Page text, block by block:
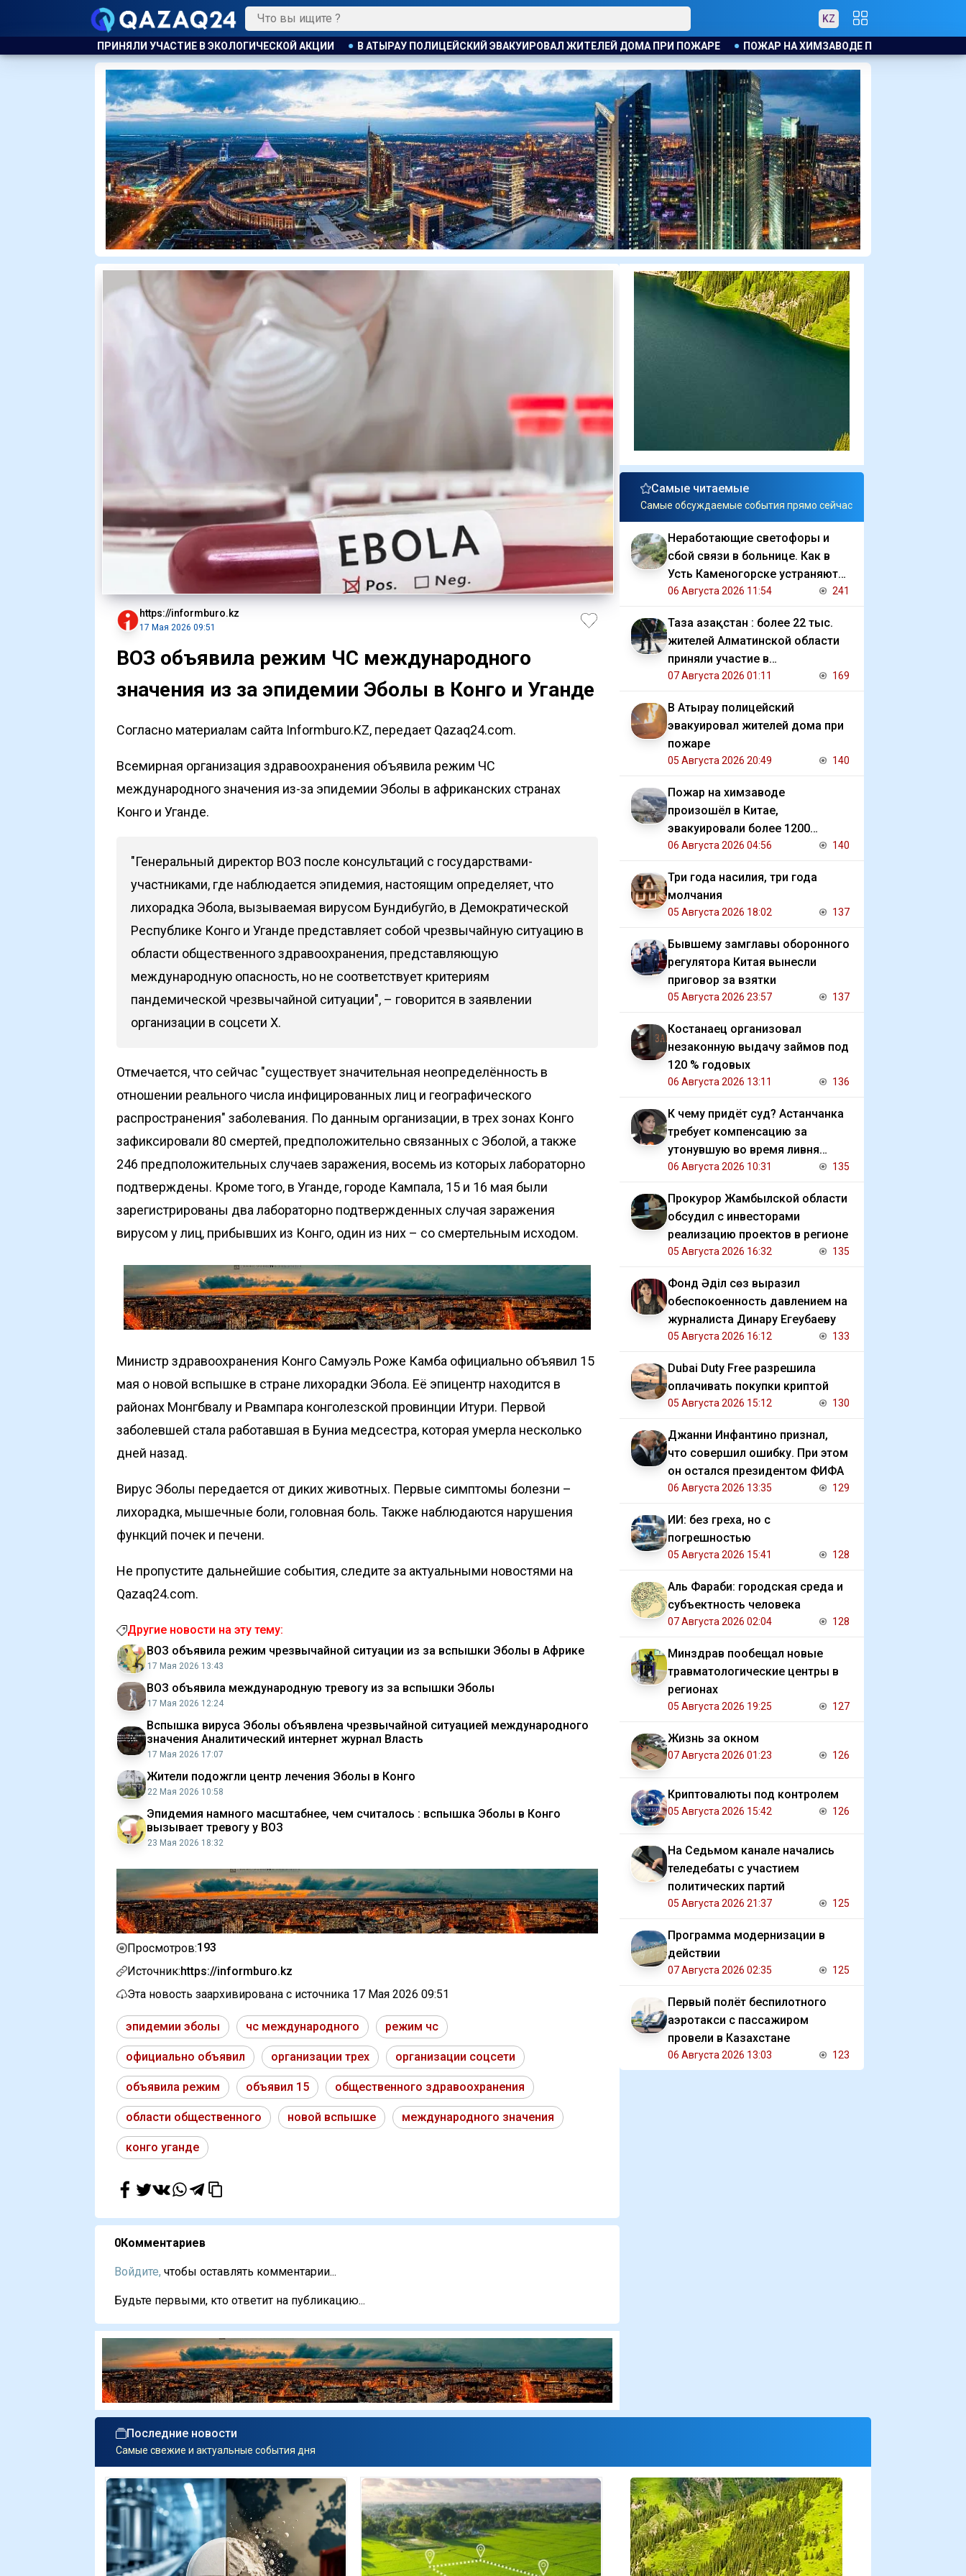
KZ
В ЭКОЛОГИЧЕСКОЙ АКЦИИ В АТЫРАУ ПОЛИЦЕЙСКИЙ ЭВАКУИРОВАЛ ЖИТЕЛЕЙ ДОМА ПРИ ПОЖАРЕ ПОЖАР НА ХИМЗАВОДЕ ПРОИЗОШЁЛ В КИТАЕ, ЭВАКУИРОВАЛИ БОЛЕЕ 1200
https://informburo.kz
17 Мая 2026 09:51
ВОЗ объявила режим ЧС международного
значения из за эпидемии Эболы в Конго и Уганде
Согласно материалам сайта Informburo.KZ, передает Qazaq24.com.
Всемирная организация здравоохранения объявила режим ЧС
международного значения из-за эпидемии Эболы в африканских странах
Конго и Уганде.
"Генеральный директор ВОЗ после консультаций с государствами-
участниками, где наблюдается эпидемия, настоящим определяет, что
лихорадка Эбола, вызываемая вирусом Бундибугйо, в Демократической
Республике Конго и Уганде представляет собой чрезвычайную ситуацию в
области общественного здравоохранения, представляющую
международную опасность, но не соответствует критериям
пандемической чрезвычайной ситуации", – говорится в заявлении
организации в соцсети Х.
Отмечается, что сейчас "существует значительная неопределённость в
отношении реального числа инфицированных лиц и географического
распространения" заболевания. По данным организации, в трех зонах Конго
зафиксировали 80 смертей, предположительно связанных с Эболой, а также
246 предположительных случаев заражения, восемь из которых лабораторно
подтверждены. Кроме того, в Уганде, городе Кампала, 15 и 16 мая были
зарегистрированы два лабораторно подтвержденных случая заражения
вирусом у лиц, прибывших из Конго, один из них – со смертельным исходом.
Министр здравоохранения Конго Самуэль Роже Камба официально объявил 15
мая о новой вспышке в стране лихорадки Эбола. Её эпицентр находится в
районах Монгбвалу и Рвампара конголезской провинции Итури. Первой
заболевшей стала работавшая в Буниа медсестра, которая умерла несколько
дней назад.
Вирус Эболы передается от диких животных. Первые симптомы болезни –
лихорадка, мышечные боли, головная боль. Также наблюдаются нарушения
функций почек и печени.
Не пропустите дальнейшие события, следите за актуальными новостями на
Qazaq24.com.
Другие новости на эту тему:
ВОЗ объявила режим чрезвычайной ситуации из за вспышки Эболы в Африке
17 Мая 2026 13:43
ВОЗ объявила международную тревогу из за вспышки Эболы
17 Мая 2026 12:24
​Вспышка вируса Эболы объявлена чрезвычайной ситуацией международного
значения Аналитический интернет журнал Власть
17 Мая 2026 17:07
Жители подожгли центр лечения Эболы в Конго
22 Мая 2026 10:58
Эпидемия намного масштабнее, чем считалось : вспышка Эболы в Конго
вызывает тревогу у ВОЗ
23 Мая 2026 18:32
Просмотров:193
Источник:https://informburo.kz
Эта новость заархивирована с источника 17 Мая 2026 09:51
эпидемии эболы чс международного режим чс
официально объявил организации трех организации соцсети
объявила режим объявил 15 общественного здравоохранения
области общественного новой вспышке международного значения
конго уганде
0Комментариев
Войдите, чтобы оставлять комментарии...
Будьте первыми, кто ответит на публикацию...
Самые читаемые
Самые обсуждаемые события прямо сейчас
Неработающие светофоры и
сбой связи в больнице. Как в
Усть Каменогорске устраняют
последствия ливня
06 Августа 2026 11:54 241
Таза Қазақстан : более 22 тыс.
жителей Алматинской области
приняли участие в
экологической акции
07 Августа 2026 01:11 169
В Атырау полицейский
эвакуировал жителей дома при
пожаре
05 Августа 2026 20:49 140
Пожар на химзаводе
произошёл в Китае,
эвакуировали более 1200
человек
06 Августа 2026 04:56 140
Три года насилия, три года
молчания
05 Августа 2026 18:02 137
Бывшему замглавы оборонного
регулятора Китая вынесли
приговор за взятки
05 Августа 2026 23:57 137
Костанаец организовал
незаконную выдачу займов под
120 % годовых
06 Августа 2026 13:11 136
К чему придёт суд? Астанчанка
требует компенсацию за
утонувшую во время ливня
иномарку
06 Августа 2026 10:31 135
Прокурор Жамбылской области
обсудил с инвесторами
реализацию проектов в регионе
05 Августа 2026 16:32 135
Фонд Әділ сөз выразил
обеспокоенность давлением на
журналиста Динару Егеубаеву
05 Августа 2026 16:12 133
Dubai Duty Free разрешила
оплачивать покупки криптой
05 Августа 2026 15:12 130
Джанни Инфантино признал,
что совершил ошибку. При этом
он остался президентом ФИФА
06 Августа 2026 13:35 129
ИИ: без греха, но с
погрешностью
05 Августа 2026 15:41 128
Аль Фараби: городская среда и
субъектность человека
07 Августа 2026 02:04 128
Минздрав пообещал новые
травматологические центры в
регионах
05 Августа 2026 19:25 127
Жизнь за окном
07 Августа 2026 01:23 126
Криптовалюты под контролем
05 Августа 2026 15:42 126
На Седьмом канале начались
теледебаты с участием
политических партий
05 Августа 2026 21:37 125
Программа модернизации в
действии
07 Августа 2026 02:35 125
Первый полёт беспилотного
аэротакси с пассажиром
провели в Казахстане
06 Августа 2026 13:03 123
Последние новости
Самые свежие и актуальные события дня